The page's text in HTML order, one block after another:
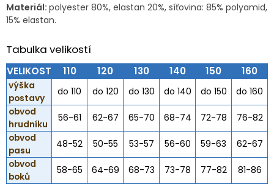
Materiál: polyester 80%, elastan 20%, síťovina: 85% polyamid,
15% elastan.
Tabulka velikostí
VELIKOST 110 120 130 140 150 160
výška
postavy
do 110 do 120 do 130 do 140 do 150
do 160
obvod
hrudníku
56-61 62-67 65-70 68-74 72-78
76-82
obvod
pasu
48-52 50-55 53-57 56-60 59-63
62-67
obvod
boků
58-65 64-69 68-73 73-78 77-82 81-86